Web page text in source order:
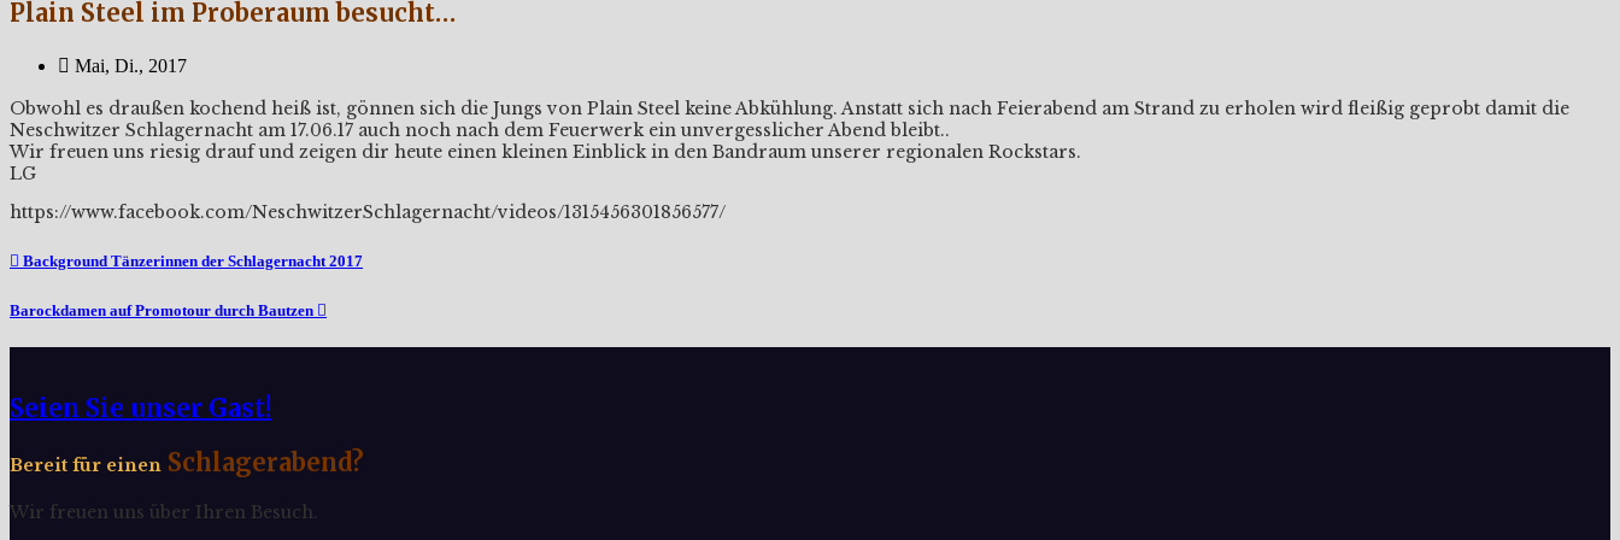
Plain Steel im Proberaum besucht…
Mai, Di., 2017
Obwohl es draußen kochend heiß ist, gönnen sich die Jungs von Plain Steel keine Abkühlung. Anstatt sich nach Feierabend am Strand zu erholen wird fleißig geprobt damit die
Neschwitzer Schlagernacht am 17.06.17 auch noch nach dem Feuerwerk ein unvergesslicher Abend bleibt..
Wir freuen uns riesig drauf und zeigen dir heute einen kleinen Einblick in den Bandraum unserer regionalen Rockstars.
LG
https://www.facebook.com/NeschwitzerSchlagernacht/videos/1315456301856577/
Beitragsnavigation
Background Tänzerinnen der Schlagernacht 2017
Barockdamen auf Promotour durch Bautzen
Seien Sie unser Gast!
Bereit für einen Schlagerabend?
Wir freuen uns über Ihren Besuch.